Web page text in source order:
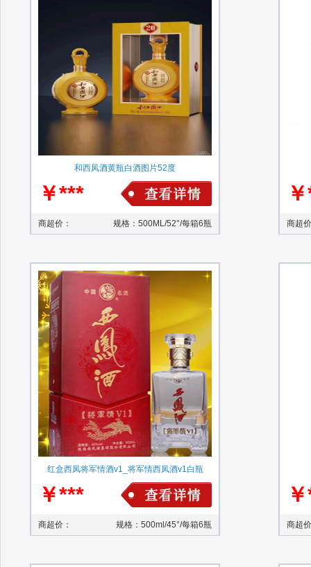
和西凤酒黄瓶白酒图片52度
￥***
商超价： 规格：500ML/52°/每箱6瓶 商超
红盒西凤将军情酒v1_将军情西凤酒v1白瓶
￥***
商超价： 规格：500ml/45°/每箱6瓶 商超